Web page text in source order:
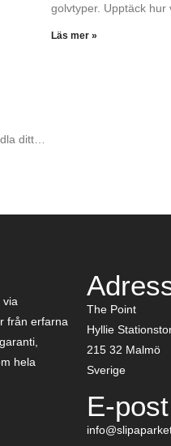
golvtyper. Upptäck hur
Läs mer »
ditt…
via
från erfarna
hela
The Point
Hyllie
215 32 Malmö
Sverige
E-post